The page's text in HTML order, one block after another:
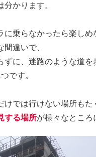
かります。
に乗らなかったら楽しめ
間違いで、
ずに、迷路のような道を
です。
けでは行けない場所もた
する場所が様々なところ